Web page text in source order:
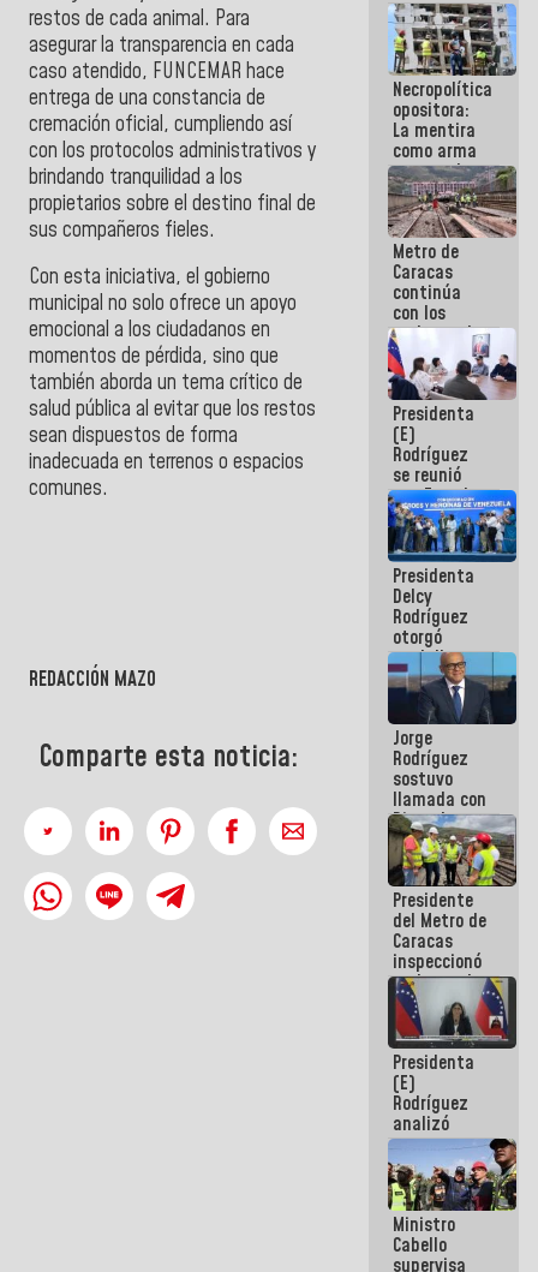
restos de cada animal. Para
asegurar la transparencia en cada
caso atendido, FUNCEMAR hace
entrega de una constancia de
cremación oficial, cumpliendo así
con los protocolos administrativos y
brindando tranquilidad a los
propietarios sobre el destino final de
sus compañeros fieles.
Con esta iniciativa, el gobierno
municipal no solo ofrece un apoyo
emocional a los ciudadanos en
momentos de pérdida, sino que
también aborda un tema crítico de
salud pública al evitar que los restos
sean dispuestos de forma
inadecuada en terrenos o espacios
comunes.
REDACCIÓN MAZO
Comparte esta noticia:
para
optimizar
manejo de
escombros
en La Guaira
Necropolítica
opositora:
La mentira
como arma
contra el
Pueblo
Metro de
Caracas
continúa
con los
trabajos de
mantenimiento
e inspección
en la Línea 2
Presidenta
(E)
Rodríguez
se reunió
con Estado
Mayor
Eléctrico
para
abordar
planes de
acción
Presidenta
Delcy
Rodríguez
otorgó
medalla
"Héroe de
Venezuela"
a servidores
públicos
Jorge
Rodríguez
sostuvo
llamada con
Dinorah
Figuera y
acuerdan
primer
encuentro
presencial
para el
diálogo
Presidente
del Metro de
Caracas
inspeccionó
trabajos de
rehabilitación
y
modernización
de la vía
férrea
Presidenta
(E)
Rodríguez
analizó
junto a
gobernadores
planes de
recuperación
del Sistema
Eléctrico
Ministro
Cabello
supervisa